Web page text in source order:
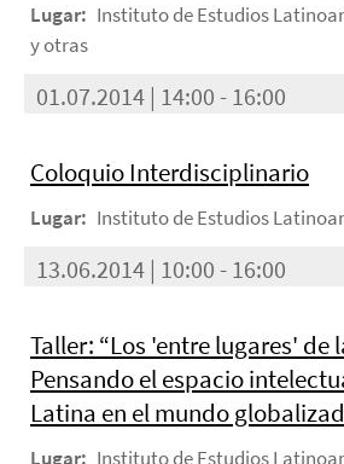
Lugar: Instituto de Estudios
y otras
01.07.2014 | 14:00 - 16:00
Coloquio Interdisciplinario
Lugar: Instituto de Estudios
13.06.2014 | 10:00 - 16:00
Taller: “Los 'entre lugares' de
Pensando el espacio
Latina en el mundo
Lugar: Instituto de Estudios